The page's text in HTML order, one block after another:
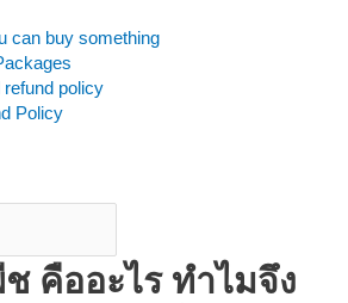
can buy something
refund policy
Policy
คืออะไร ทำไมจึง